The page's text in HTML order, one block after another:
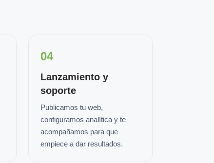
04
Lanzamiento y
soporte
Publicamos tu web,
configuramos analítica y te
acompañamos para que
empiece a dar resultados.